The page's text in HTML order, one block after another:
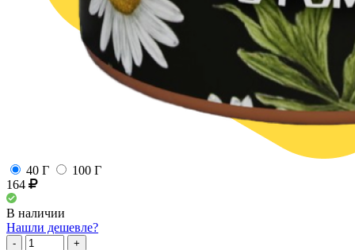
40 Г
100 Г
164
В наличии
Нашли дешевле?
- +